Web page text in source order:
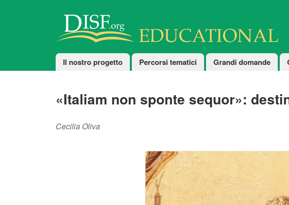
Educational
Il nostro progetto Percorsi tematici Grandi domande
«Italiam non sponte sequor»:
Cecilia Oliva